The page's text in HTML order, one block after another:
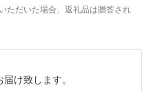
ただいた場合、返礼品は贈答され
け致します。